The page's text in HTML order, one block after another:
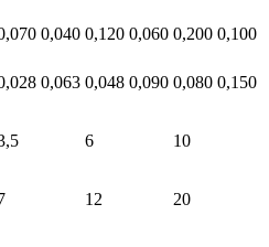
0,040 0,120 0,060 0,200 0,100
0,063 0,048 0,090 0,080 0,150
6 10
12
20